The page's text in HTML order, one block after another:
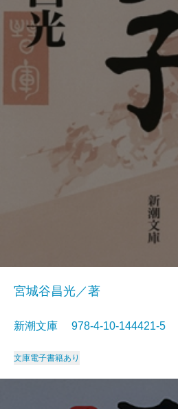
宮城谷昌光／著
新潮文庫 978-4-10-144421-
文庫電子書籍あり